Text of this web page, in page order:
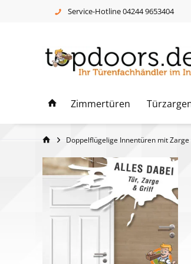
Service-Hotline 04244 9653404
Zimmertüren
Doppelflügelige Innentüren mit Zarge